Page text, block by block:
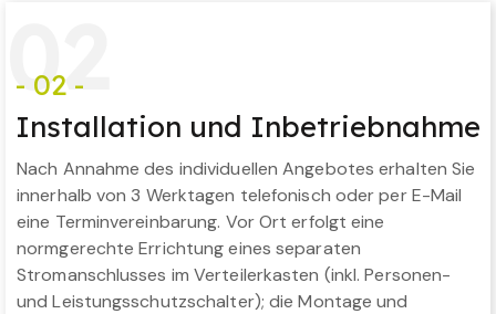
02
- 02 -
Installation und Inbetriebnahme
Nach Annahme des individuellen Angebotes erhalten Sie
innerhalb von 3 Werktagen telefonisch oder per E-Mail
eine Terminvereinbarung. Vor Ort erfolgt eine
normgerechte Errichtung eines separaten
Stromanschlusses im Verteilerkasten (inkl. Personen-
und Leistungsschutzschalter); die Montage und